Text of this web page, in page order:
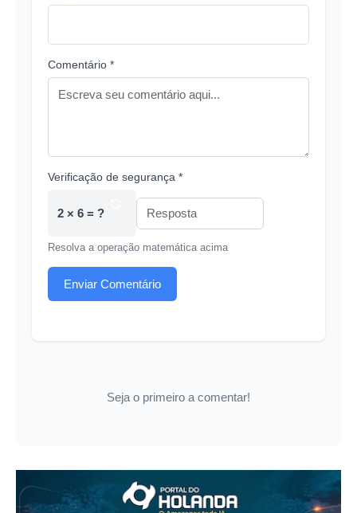
Comentário *
Verificação de segurança *
2 × 6 = ?
Resolva a operação matemática acima
Enviar Comentário
Seja o primeiro a comentar!